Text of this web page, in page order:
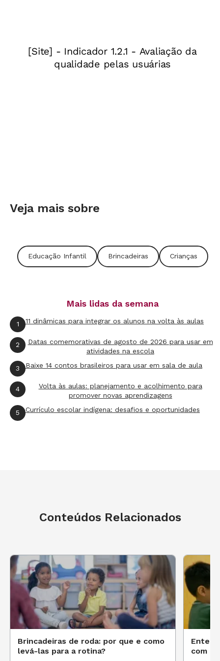
Veja mais sobre
Educação Infantil Brincadeiras Crianças
Mais lidas da semana
1 11 dinâmicas para integrar os alunos na volta às aulas
2
Datas comemorativas de agosto de 2026 para usar em
atividades na escola
3 Baixe 14 contos brasileiros para usar em sala de aula
4
Volta às aulas: planejamento e acolhimento para
promover novas aprendizagens
5 Currículo escolar indígena: desafios e oportunidades
Conteúdos Relacionados
Brincadeiras de roda: por que e como
levá-las para a rotina?
com